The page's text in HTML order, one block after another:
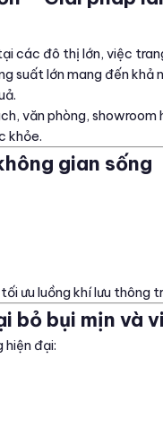
các đô thị lớn, việc
suất lớn mang đến khả
văn phòng, showroom
khỏe.
gian sống
ưu luồng khí lưu thông
bỏ bụi mịn và
hiện đại: